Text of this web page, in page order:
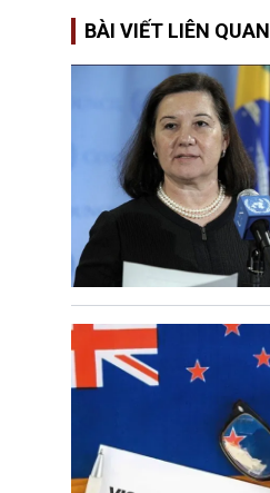
BÀI VIẾT LIÊN QUAN